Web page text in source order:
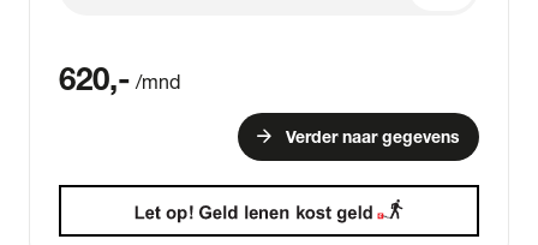
620,- /mnd
arrow_forward Verder naar gegevens